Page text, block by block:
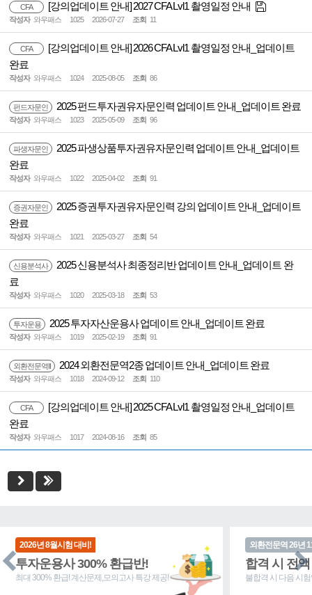
CFA [강의업데이트 안내] 2027 CFA Lvl1 촬영일정 안내
작성자 와우패스 1025 2026-07-27 조회 11
CFA
[강의업데이트 안내] 2026 CFA Lvl1 촬영일정 안내_업데이트
완료
작성자 와우패스 1024 2025-08-05 조회 86
펀드자문인 2025 펀드투자권유자문인력 업데이트 안내_업데이트 완료
작성자 와우패스 1023 2025-05-09 조회 96
파생자문인
2025 파생상품투자권유자문인력 업데이트 안내_업데이트
완료
작성자 와우패스 1022 2025-04-02 조회 91
증권자문인
2025 증권투자권유자문인력 강의 업데이트 안내_업데이트
완료
작성자 와우패스 1021 2025-03-27 조회 54
신용분석사
2025 신용분석사 최종정리반 업데이트 안내_업데이트 완
료
작성자 와우패스 1020 2025-03-18 조회 53
투자운용 2025 투자자산운용사 업데이트 안내_업데이트 완료
작성자 와우패스 1019 2025-02-19 조회 91
외환전문역II 2024 외환전문역2종 업데이트 안내_업데이트 완료
작성자 와우패스 1018 2024-09-12 조회 110
CFA
[강의업데이트 안내] 2025 CFA Lvl1 촬영일정 안내_업데이트
완료
작성자 와우패스 1017 2024-08-16 조회 85
2026년 8월시험 대비!
투자운용사 300% 환급반!
최대 300% 환급! 계산문제,모의고사 특강 제공!
외환전문역 26년
합격 시 전
불합격 시 다음 시